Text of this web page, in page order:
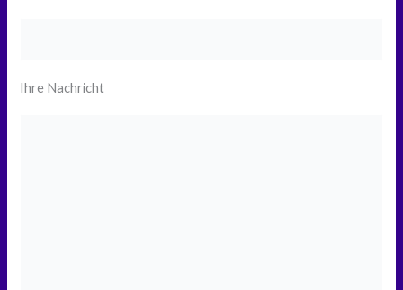
Ihre Nachricht